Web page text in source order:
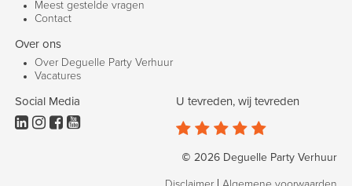
Meest gestelde vragen
Contact
Over ons
Over Deguelle Party Verhuur
Vacatures
Social Media
   
U tevreden, wij tevreden
    
© 2026 Deguelle Party Verhuur